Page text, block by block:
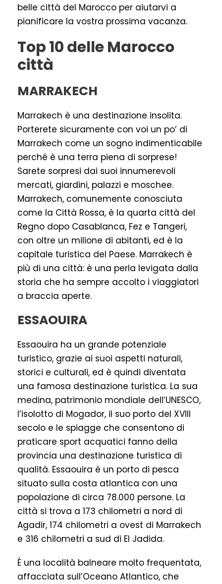
belle città del Marocco per aiutarvi a
pianificare la vostra prossima vacanza.
Top 10 delle Marocco
città
MARRAKECH
Marrakech è una destinazione insolita.
Porterete sicuramente con voi un po’ di
Marrakech come un sogno indimenticabile
perché è una terra piena di sorprese!
Sarete sorpresi dai suoi innumerevoli
mercati, giardini, palazzi e moschee.
Marrakech, comunemente conosciuta
come la Città Rossa, è la quarta città del
Regno dopo Casablanca, Fez e Tangeri,
con oltre un milione di abitanti, ed è la
capitale turistica del Paese. Marrakech è
più di una città: è una perla levigata dalla
storia che ha sempre accolto i viaggiatori
a braccia aperte.
ESSAOUIRA
Essaouira ha un grande potenziale
turistico, grazie ai suoi aspetti naturali,
storici e culturali, ed è quindi diventata
una famosa destinazione turistica. La sua
medina, patrimonio mondiale dell’UNESCO,
l’isolotto di Mogador, il suo porto del XVIII
secolo e le spiagge che consentono di
praticare sport acquatici fanno della
provincia una destinazione turistica di
qualità. Essaouira è un porto di pesca
situato sulla costa atlantica con una
popolazione di circa 78.000 persone. La
città si trova a 173 chilometri a nord di
Agadir, 174 chilometri a ovest di Marrakech
e 316 chilometri a sud di El Jadida.
È una località balneare molto frequentata,
affacciata sull’Oceano Atlantico, che